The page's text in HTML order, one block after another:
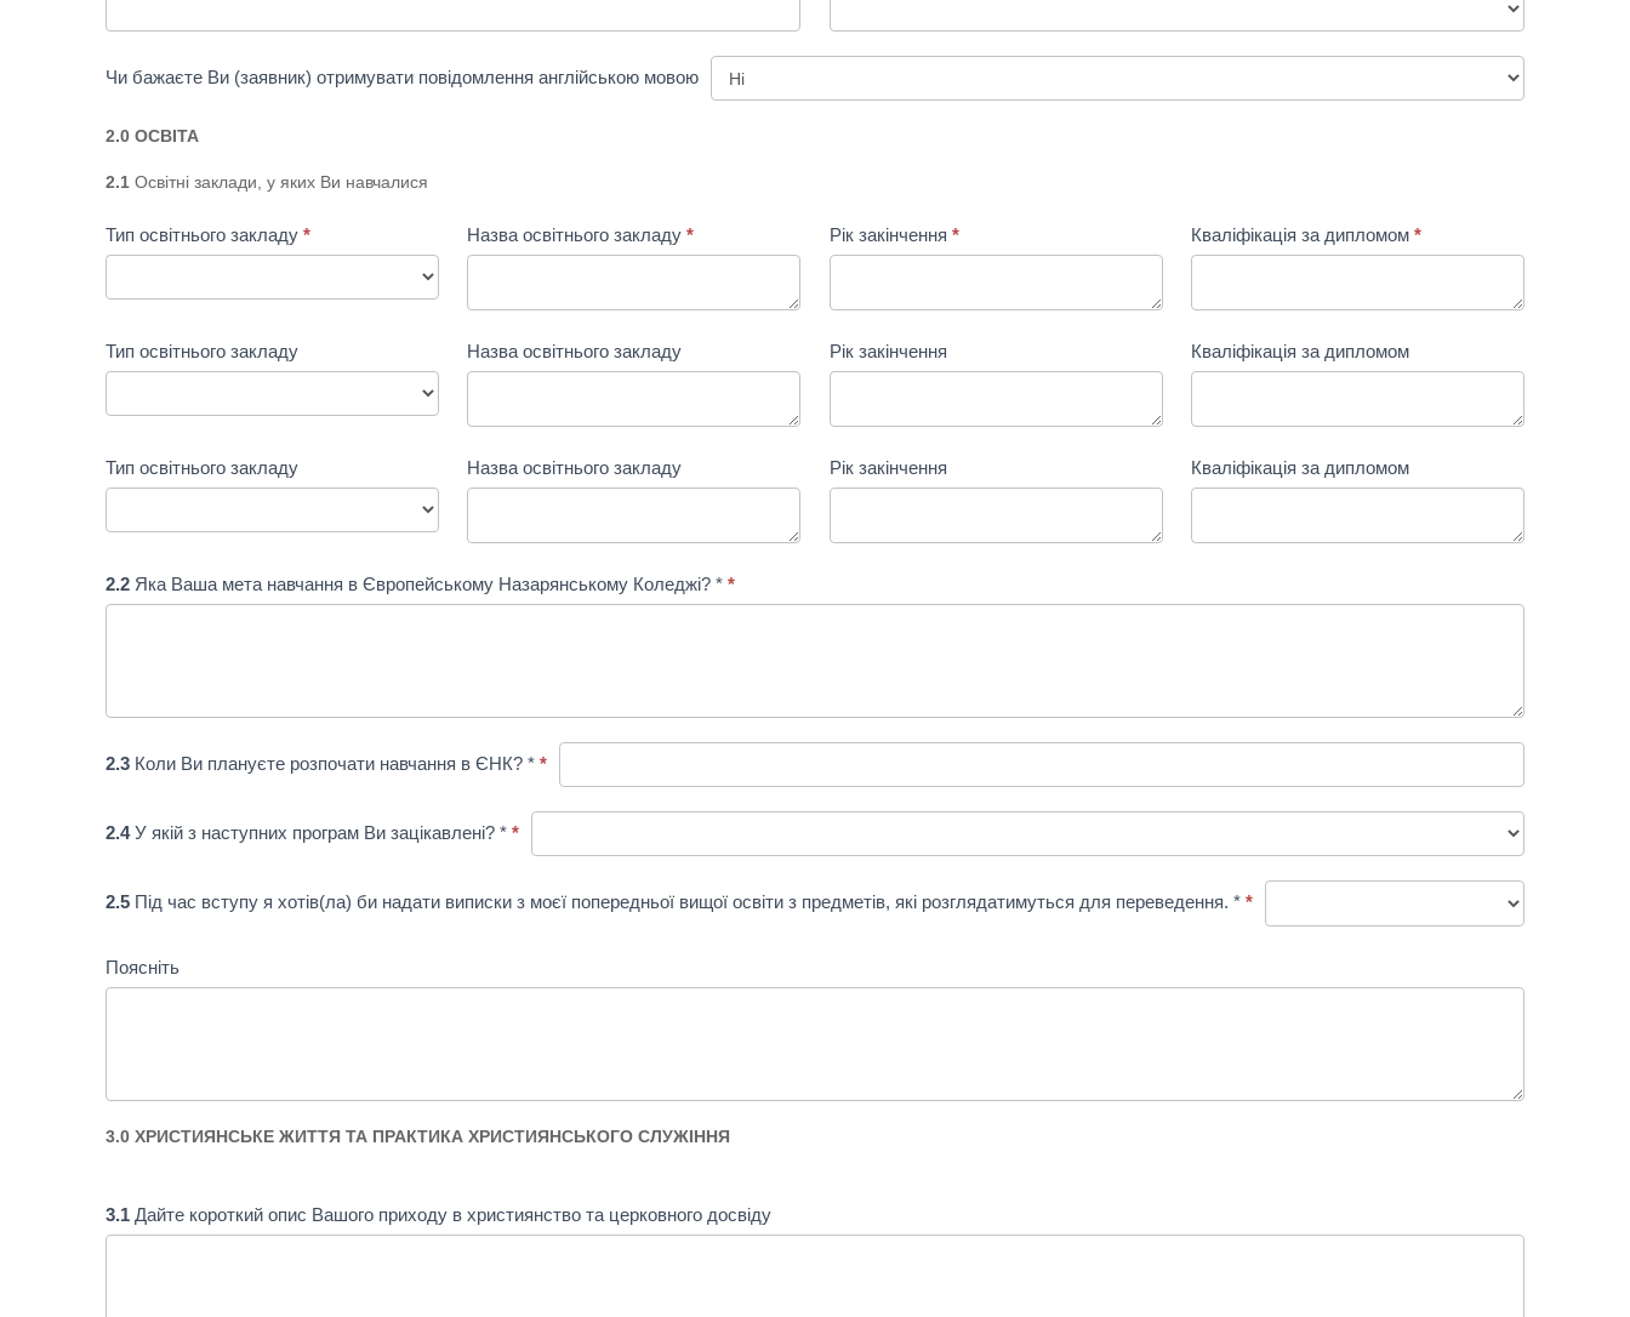
Чи бажаєте Ви (заявник) отримувати повідомлення англійською мовою
2.0 ОСВІТА
2.1 Освітні заклади, у яких Ви навчалися
Тип освітнього закладу * Назва освітнього закладу* Рік закінчення * Кваліфікація за дипломом *
Тип освітнього закладу Назва освітнього закладу Рік закінчення Кваліфікація за дипломом
Тип освітнього закладу Назва освітнього закладу Рік закінчення Кваліфікація за дипломом
2.2 Яка Ваша мета навчання в Європейському Назарянському Коледжі? * *
2.3 Коли Ви плануєте розпочати навчання в ЄНК? * *
2.4 У якій з наступних програм Ви зацікавлені? * *
2.5 Під час вступу я хотів(ла) би надати виписки з моєї попередньої вищої освіти з предметів, які розглядатимуться для переведення. * *
Поясніть
3.0 ХРИСТИЯНСЬКЕ ЖИТТЯ ТА ПРАКТИКА ХРИСТИЯНСЬКОГО СЛУЖІННЯ
3.1 Дайте короткий опис Вашого приходу в християнство та церковного досвіду